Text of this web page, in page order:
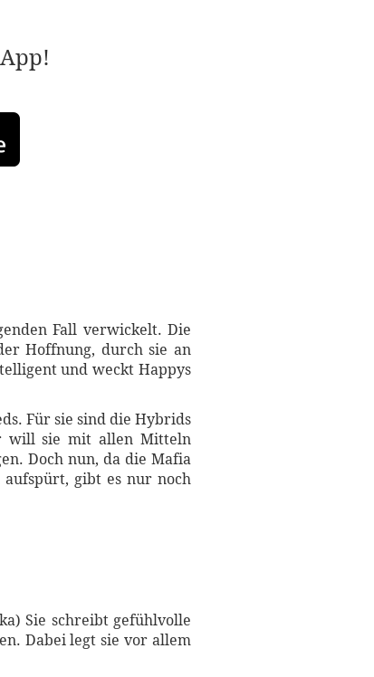
Fall verwickelt. Die
Hoffnung, durch sie an
und weckt Happys
Für sie sind die Hybrids
will sie mit allen Mitteln
Doch nun, da die Mafia
gibt es nur noch
Sie schreibt gefühlvolle
Dabei legt sie vor allem